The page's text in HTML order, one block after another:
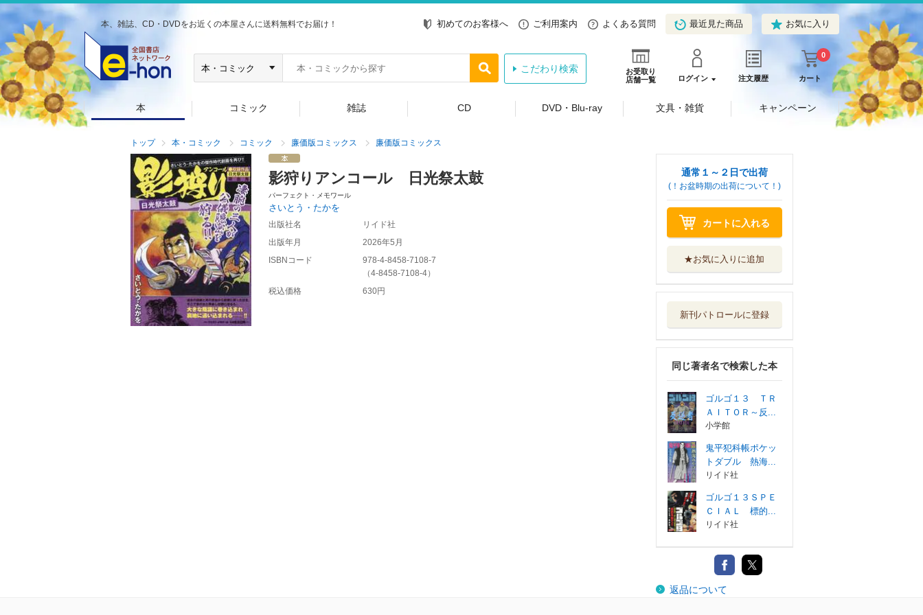
本、雑誌、CD・DVDをお近くの本屋さんに送料無料でお届け！ 初めてのお客様へ ご利用案内 よくある質問 最近見た商品 お気に入り
お受取り
店舗一覧
ログイン 注文履歴 カート
0
こだわり検索
本 コミック 雑誌 CD DVD・Blu-ray 文具・雑貨 キャンペーン
トップ 本・コミック コミック 廉価版コミックス 廉価版コミックス
影狩りアンコール 日光祭太鼓
パーフェクト・メモワール
さいとう・たかを
出版社名
リイド社
出版年月
2026年5月
ISBNコード
978-4-8458-7108-7
（4-8458-7108-4）
税込価格
630円
通常１～２日で出荷
(！お盆時期の出荷について！)
カートに入れる
★お気に入りに追加
新刊パトロールに登録
同じ著者名で検索した本
ゴルゴ１３ ＴＲ
ＡＩＴＯＲ～反...
小学館
鬼平犯科帳ポケッ
トダブル 熱海...
リイド社
ゴルゴ１３ＳＰＥ
ＣＩＡＬ 標的...
リイド社
返品について